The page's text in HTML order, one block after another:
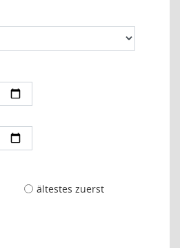
ältestes zuerst